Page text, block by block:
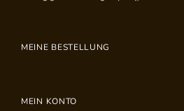
MEINE BESTELLUNG
MEIN KONTO